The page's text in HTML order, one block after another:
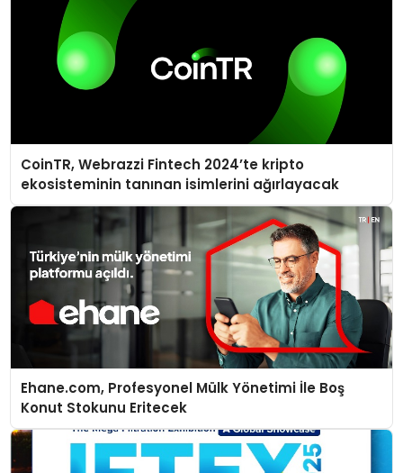
CoinTR, Webrazzi Fintech 2024’te kripto
ekosisteminin tanınan isimlerini ağırlayacak
Ehane.com, Profesyonel Mülk Yönetimi İle Boş
Konut Stokunu Eritecek